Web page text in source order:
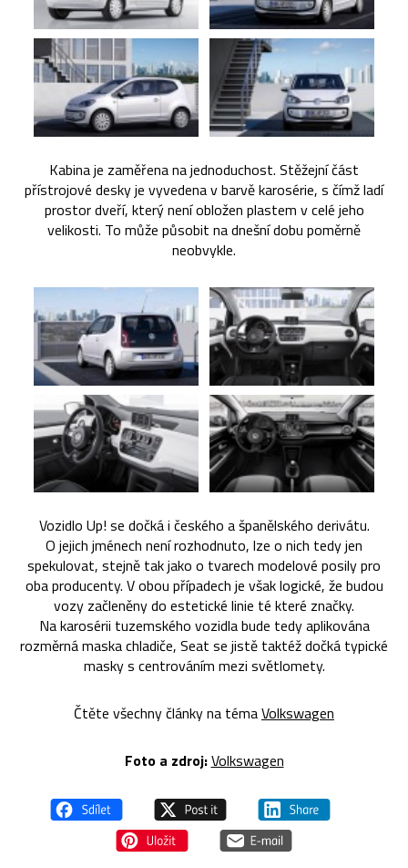
Kabina je zaměřena na jednoduchost. Stěžejní část
přístrojové desky je vyvedena v barvě karosérie, s čímž ladí
prostor dveří, který není obložen plastem v celé jeho
velikosti. To může působit na dnešní dobu poměrně
neobvykle.
Vozidlo Up! se dočká i českého a španělského derivátu.
O jejich jménech není rozhodnuto, lze o nich tedy jen
spekulovat, stejně tak jako o tvarech modelové posily pro
oba producenty. V obou případech je však logické, že budou
vozy začleněny do estetické linie té které značky.
Na karosérii tuzemského vozidla bude tedy aplikována
rozměrná maska chladiče, Seat se jistě taktéž dočká typické
masky s centrováním mezi světlomety.
Čtěte všechny články na témaVolkswagen
Foto a zdroj:Volkswagen